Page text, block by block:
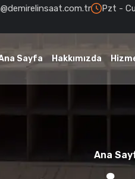
Pzt -
Sayfa Hakkımızda
Ana